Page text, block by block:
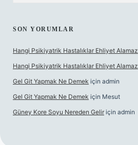
SON YORUMLAR
Hangi Psikiyatrik Hastalıklar Ehliyet Alamaz
Hangi Psikiyatrik Hastalıklar Ehliyet Alamaz
Gel Git Yapmak Ne Demek için admin
Gel Git Yapmak Ne Demek için Mesut
Güney Kore Soyu Nereden Gelir için admin